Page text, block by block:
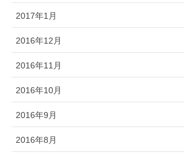
2017年1月
2016年12月
2016年11月
2016年10月
2016年9月
2016年8月